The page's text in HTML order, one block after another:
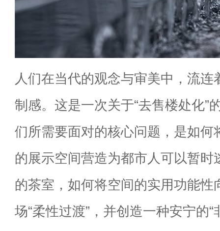
人们在当代的观念与审美中，流
制感。这是一次关于“去售楼处化”
们所需要面对的核心问题，是如何
的展示空间营造为都市人可以暂时
的茶室，如何将空间的实用功能性
场“柔性过渡”，并创造一种安宁的